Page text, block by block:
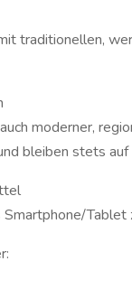
traditionellen,
moderner,
bleiben stets
Tablet